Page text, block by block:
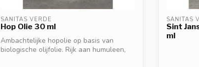
SANITAS VERDE
Hop Olie 30 ml
Ambachtelijke hopolie op basis van
biologische olijfolie. Rijk aan humuleen,
SANITAS
Sint
ml